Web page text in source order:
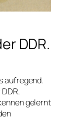
DDR.
aufregend.
gelernt